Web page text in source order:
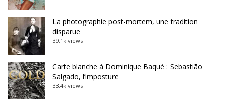
La photographie post-mortem, une tradition
disparue
39.1k views
Carte blanche à Dominique Baqué : Sebastião
Salgado, l’imposture
33.4k views